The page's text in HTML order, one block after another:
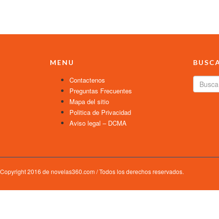
MENU
Contactenos
Preguntas Frecuentes
Mapa del sitio
Politica de Privacidad
Aviso legal – DCMA
Copyright 2016 de novelas360.com / Todos los derechos reservados.